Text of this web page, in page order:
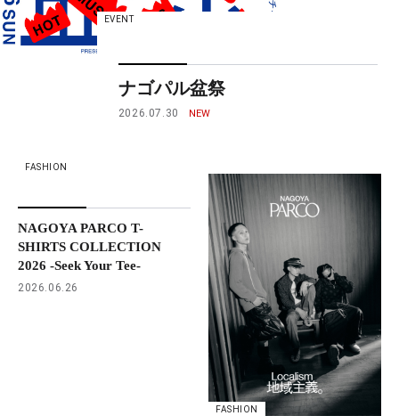
EVENT
ナゴパル盆祭
2026.07.30
FASHION
NAGOYA PARCO T-
SHIRTS COLLECTION
2026 -Seek Your Tee-
2026.06.26
FASHION